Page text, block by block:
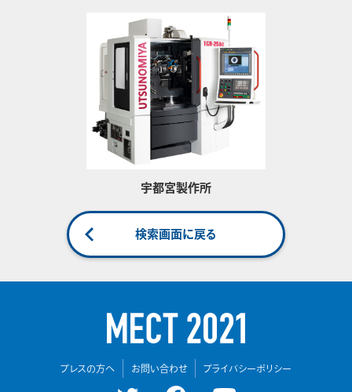
宇都宮製作所
検索画面に戻る
プレスの方へ お問い合わせ プライバシーポリシー